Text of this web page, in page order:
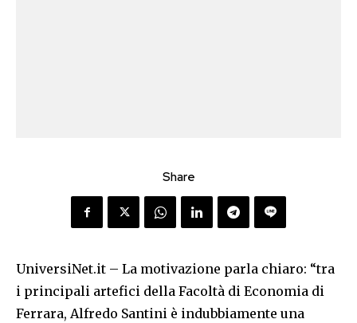
Share
UniversiNet.it – La motivazione parla chiaro: “tra
i principali artefici della Facoltà di Economia di
Ferrara, Alfredo Santini è indubbiamente una